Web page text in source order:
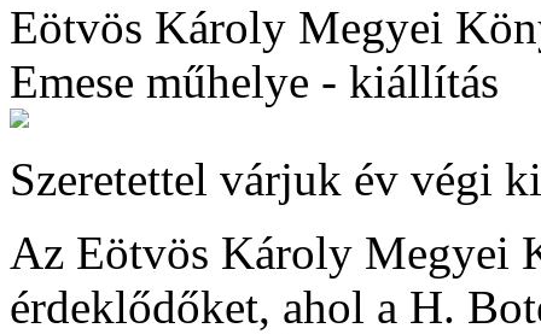
Eötvös Károly Megyei
Emese műhelye - kiállítás
Szeretettel várjuk év végi
Az Eötvös Károly Megyei
érdeklődőket, ahol a H.